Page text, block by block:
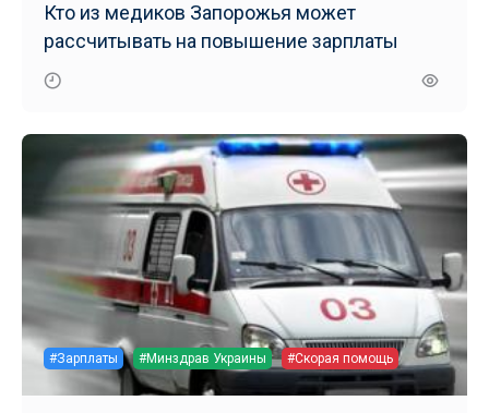
Кто из медиков Запорожья может
рассчитывать на повышение зарплаты
#Зарплаты #Минздрав Украины #Скорая помощь